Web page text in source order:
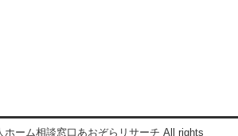
ーム相談窓口あおぞらリサーチ All rights